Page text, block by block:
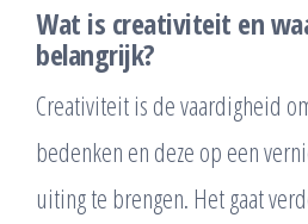
Wat is creativiteit en
belangrijk?
Creativiteit is de vaardigheid
bedenken en deze op een
uiting te brengen. Het gaat